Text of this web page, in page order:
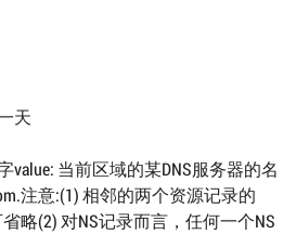
天
value: 当前区域的某DNS服务器的名
注意:(1) 相邻的两个资源记录的
略(2) 对NS记录而言，任何一个NS